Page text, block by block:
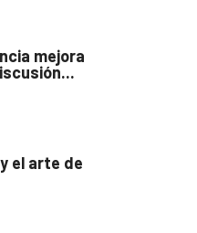
mejora
el arte de